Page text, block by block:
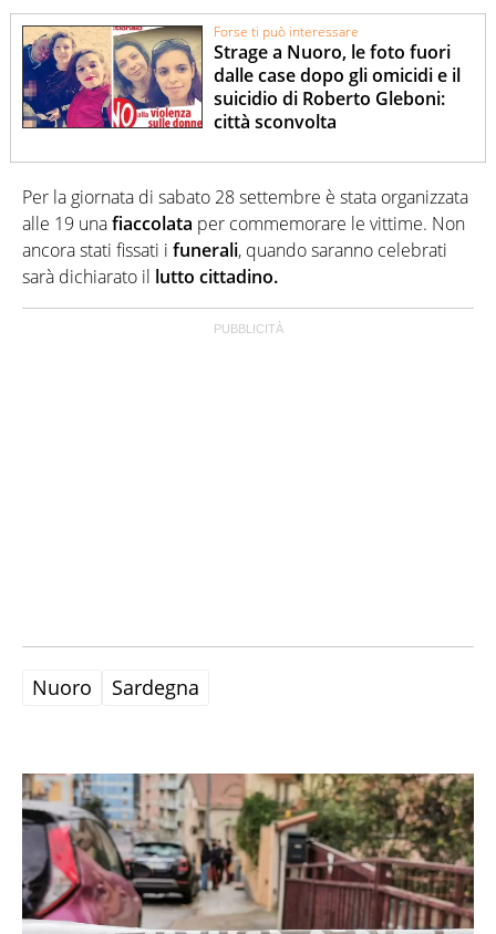
Forse ti può interessare
Strage a Nuoro, le foto fuori
dalle case dopo gli omicidi e il
suicidio di Roberto Gleboni:
città sconvolta
Per la giornata di sabato 28 settembre è stata organizzata
alle 19 unafiaccolata per commemorare le vittime. Non
ancora stati fissati i funerali, quando saranno celebrati
sarà dichiarato il lutto cittadino.
Nuoro Sardegna